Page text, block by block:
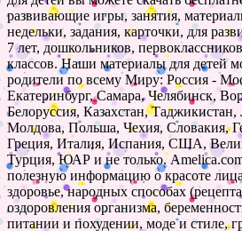
развивающие игры, занятия,
недельки, задания, карточки, для
7 лет, дошкольников,
классов. Наши материалы для детей
родители по всему Миру: Россия -
Екатеринбург, Самара, Челябинск,
Белоруссия, Казахстан,
Молдова, Польша, Чехия, Словакия,
Греция, Италия, Испания, США,
Турция, ЮАР и не только.
полезную информацию о красоте
здоровье, народных способах
оздоровления организма,
питании и похудении, моде и стиле,